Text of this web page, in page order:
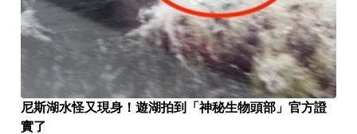
尼斯湖水怪又現身！遊湖拍到「神秘生物頭部」官方證
實了